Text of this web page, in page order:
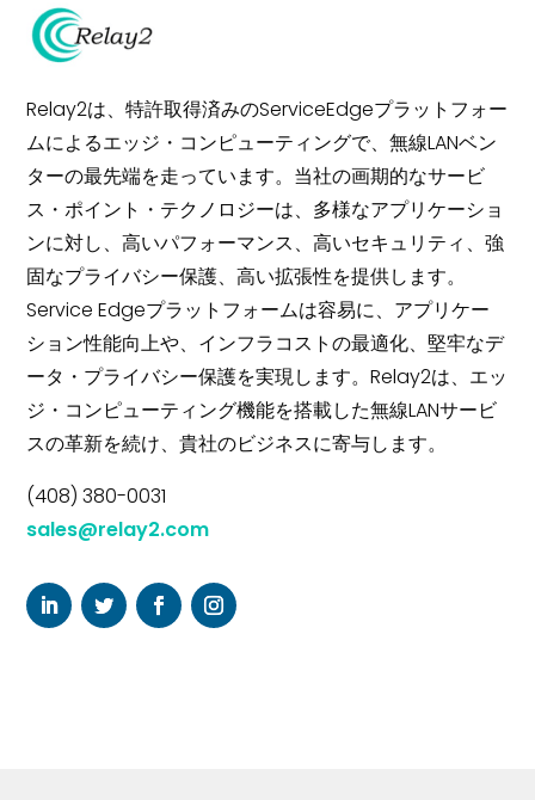
Relay2は、特許取得済みのServiceEdgeプラットフォー
ムによるエッジ・コンピューティングで、無線LANベン
ターの最先端を走っています。当社の画期的なサービ
ス・ポイント・テクノロジーは、多様なアプリケーショ
ンに対し、高いパフォーマンス、高いセキュリティ、強
固なプライバシー保護、高い拡張性を提供します。
Service Edgeプラットフォームは容易に、アプリケー
ション性能向上や、インフラコストの最適化、堅牢なデ
ータ・プライバシー保護を実現します。Relay2は、エッ
ジ・コンピューティング機能を搭載した無線LANサービ
スの革新を続け、貴社のビジネスに寄与します。
(408) 380-0031
sales@relay2.com